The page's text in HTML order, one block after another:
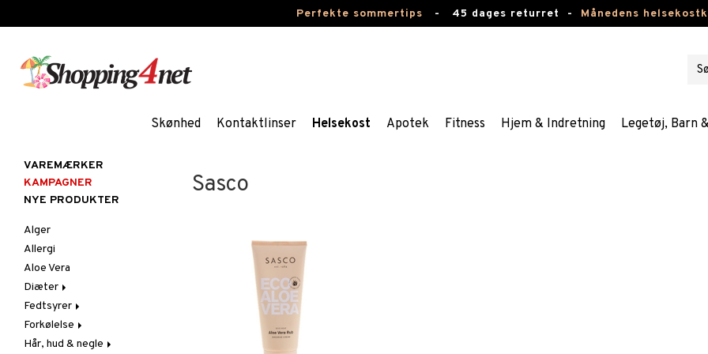
Perfekte sommertips - 45 dages returret - Månedens
Skønhed Kontaktlinser Helsekost Apotek Fitness Hjem & Indretning Legetøj, Barn
Sasco
VAREMÆRKER
KAMPAGNER
NYE PRODUKTER
Alger
Allergi
Aloe Vera
Diæter
Glutenintolerant
LCHF
Raw Food
Fedtsyrer
Marina fedtsyrer
Veg fedtsyrer
Forkølelse
C-vitamin
Hår, hud & negle